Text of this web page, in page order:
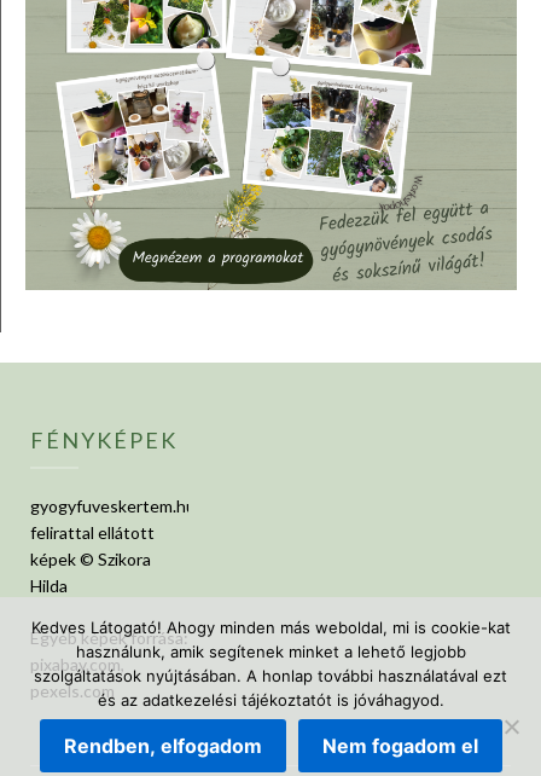
FÉNYKÉPEK
gyogyfuveskertem.hu
felirattal ellátott
képek © Szikora
Hilda
Egyéb képek forrása:
pixabay.com,
pexels.com
Kedves Látogató! Ahogy minden más weboldal, mi is cookie-kat
használunk, amik segítenek minket a lehető legjobb
szolgáltatások nyújtásában. A honlap további használatával ezt
és az adatkezelési tájékoztatót is jóváhagyod.
Rendben, elfogadom Nem fogadom el